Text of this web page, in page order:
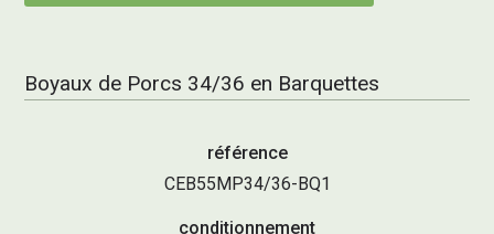
Boyaux de Porcs 34/36 en Barquettes
référence
CEB55MP34/36-BQ1
conditionnement